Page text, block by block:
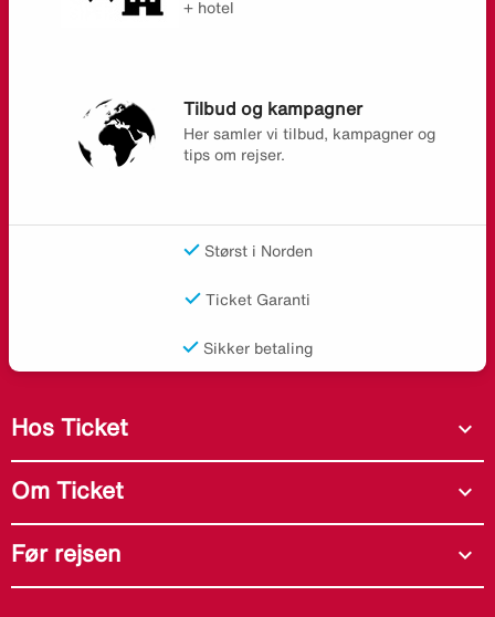
+ hotel
Tilbud og kampagner
Her samler vi tilbud, kampagner og
tips om rejser.
Størst i Norden
Ticket Garanti
Sikker betaling
Hos Ticket expand_more
Om Ticket expand_more
Før rejsen expand_more